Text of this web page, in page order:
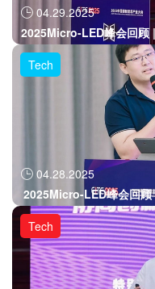
 04.29.2025
2025Micro-LED峰会回顾
cro
Tech
 04.28.2025
2025Micro-LED峰会回
Tech